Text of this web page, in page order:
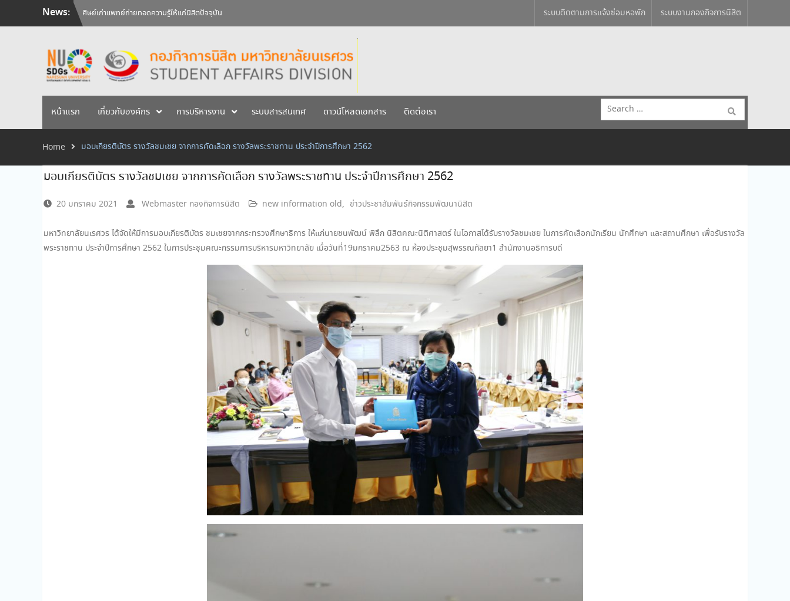
News:
ศิษย์เก่าแพทย์ถ่ายทอดความรู้ให้แก่นิสิตปัจจุบัน
วันคล้ายวันสถาปนามหาวิทยาลัยนเรศวร ครบรอบ 36 ปี 29 กรกฎาคม 2569
ระบบติดตามการแจ้งซ่อมหอพัก ระบบงานกองกิจการนิสิต
หน้าแรก เกี่ยวกับองค์กร การบริหารงาน ระบบสารสนเทศ ดาวน์โหลดเอกสาร ติดต่อเรา
Search
for:
Home มอบเกียรติบัตร รางวัลชมเชย จากการคัดเลือก รางวัลพระราชทาน ประจำปีการศึกษา 2562
มอบเกียรติบัตร รางวัลชมเชย จากการคัดเลือก รางวัลพระราชทาน ประจำปีการศึกษา 2562
20 มกราคม 2021 Webmaster กองกิจการนิสิต new information old, ข่าวประชาสัมพันธ์กิจกรรมพัฒนานิสิต
มหาวิทยาลัยนเรศวร ได้จัดให้มีการมอบเกียรติบัตร ชมเชยจากกระทรวงศึกษาธิการ ให้แก่นายชนพัฒน์ พิลึก นิสิตคณะนิติศาสตร์ ในโอกาสได้รับรางวัลชมเชย ในการคัดเลือกนักเรียน นักศึกษา และสถานศึกษา เพื่อรับรางวัล
พระราชทาน ประจำปีการศึกษา 2562 ในการประชุมคณะกรรมการบริหารมหาวิทยาลัย เมื่อวันที่19มกราคม2563 ณ ห้องประชุมสุพรรณกัลยา1 สำนักงานอธิการบดี